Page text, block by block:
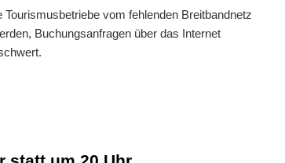
vom fehlenden Breitbandnetz
Buchungsanfragen über das Internet